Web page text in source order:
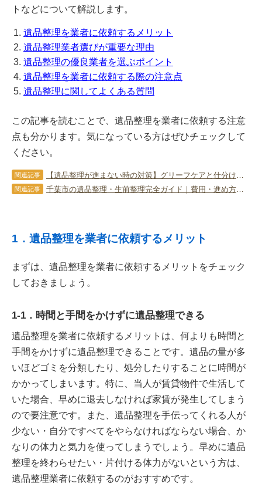
トなどについて解説します。
遺品整理を業者に依頼するメリット
遺品整理業者選びが重要な理由
遺品整理の優良業者を選ぶポイント
遺品整理を業者に依頼する際の注意点
遺品整理に関してよくある質問
この記事を読むことで、遺品整理を業者に依頼する注意
点も分かります。気になっている方はぜひチェックして
ください。
関連記事 【遺品整理が進まない時の対策】グリーフケアと仕分け方法で心の負担を軽減する方法
関連記事 千葉市の遺品整理・生前整理完全ガイド｜費用・進め方・補助金まで解説
1．遺品整理を業者に依頼するメリット
まずは、遺品整理を業者に依頼するメリットをチェック
しておきましょう。
1-1．時間と手間をかけずに遺品整理できる
遺品整理を業者に依頼するメリットは、何よりも時間と
手間をかけずに遺品整理できることです。遺品の量が多
いほどゴミを分類したり、処分したりすることに時間が
かかってしまいます。特に、当人が賃貸物件で生活して
いた場合、早めに退去しなければ家賃が発生してしまう
ので要注意です。また、遺品整理を手伝ってくれる人が
少ない・自分ですべてをやらなければならない場合、か
なりの体力と気力を使ってしまうでしょう。早めに遺品
整理を終わらせたい・片付ける体力がないという方は、
遺品整理業者に依頼するのがおすすめです。